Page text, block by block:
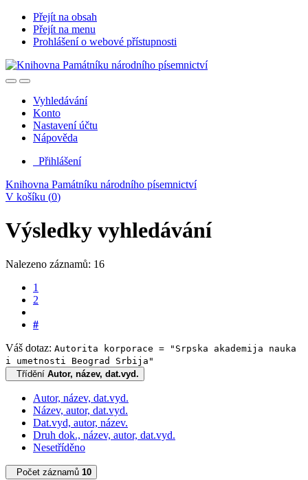
Přejít na obsah
Přejít na menu
Prohlášení o webové přístupnosti
Vyhledávání
Konto
Nastavení účtu
Nápověda
Přihlášení
Knihovna Památníku národního písemnictví
V košíku (0)
Výsledky vyhledávání
Nalezeno záznamů: 16
1
2
#
Váš dotaz: Autorita korporace = "Srpska akademija nauka
i umetnosti Beograd Srbija"
Třídění Autor, název, dat.vyd.
Autor, název, dat.vyd.
Název, autor, dat.vyd.
Dat.vyd, autor, název.
Druh dok., název, autor, dat.vyd.
Nesetříděno
Počet záznamů 10